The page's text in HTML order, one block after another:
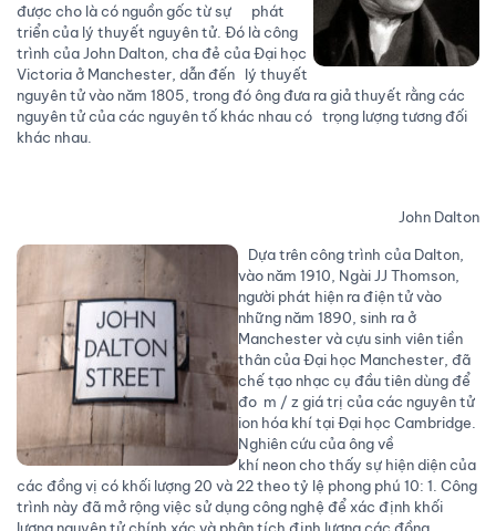
được cho là có nguồn gốc từ sự phát
triển của lý thuyết nguyên tử. Đó là công
trình của John Dalton, cha đẻ của Đại học
Victoria ở Manchester, dẫn đến lý thuyết
nguyên tử vào năm 1805, trong đó ông đưa ra giả thuyết rằng các
nguyên tử của các nguyên tố khác nhau có trọng lượng tương đối
khác nhau.
John Dalton
Dựa trên công trình của Dalton,
vào năm 1910, Ngài JJ Thomson,
người phát hiện ra điện tử vào
những năm 1890, sinh ra ở
Manchester và cựu sinh viên tiền
thân của Đại học Manchester, đã
chế tạo nhạc cụ đầu tiên dùng để
đo m / z giá trị của các nguyên tử
ion hóa khí tại Đại học Cambridge.
Nghiên cứu của ông về
khí neon cho thấy sự hiện diện của
các đồng vị có khối lượng 20 và 22 theo tỷ lệ phong phú 10: 1. Công
trình này đã mở rộng việc sử dụng công nghệ để xác định khối